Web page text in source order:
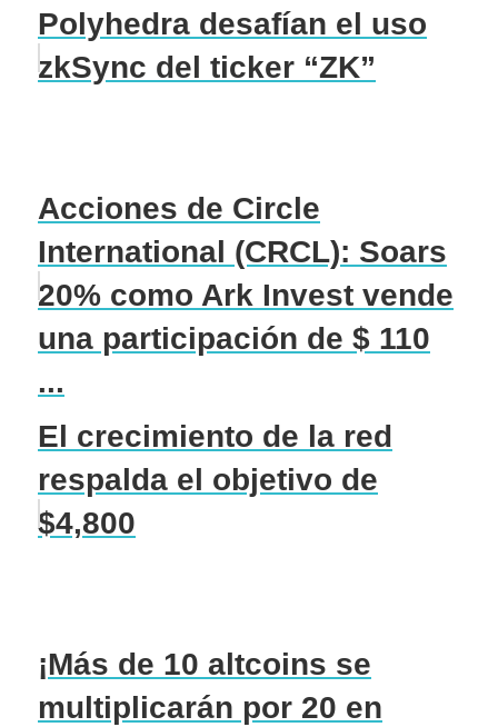
Polyhedra desafían el uso
zkSync del ticker “ZK”
Acciones de Circle
International (CRCL): Soars
20% como Ark Invest vende
una participación de $ 110
...
El crecimiento de la red
respalda el objetivo de
$4,800
¡Más de 10 altcoins se
multiplicarán por 20 en